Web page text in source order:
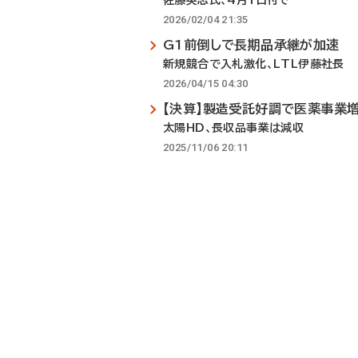
2026/02/04 21:35
G1前倒しで長期品承継が加速
新規競合で入札激化、LTL伊藤社長
2026/04/15 04:30
【決算】製造受託好調で医薬事業
太陽HD、長収品事業は減収
2025/11/06 20:11